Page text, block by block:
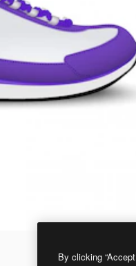
By clicking